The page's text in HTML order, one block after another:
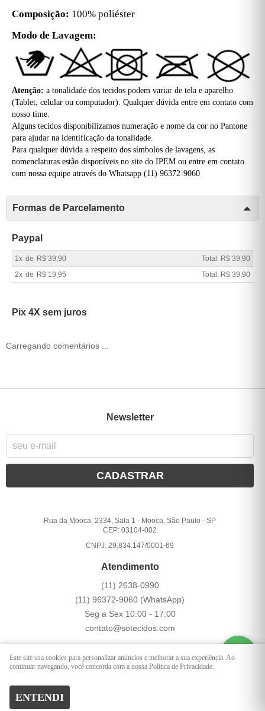
Composição: 100% poliéster
Modo de Lavagem:
Atenção: a tonalidade dos tecidos podem variar de tela e aparelho
(Tablet, celular ou computador). Qualquer dúvida entre em contato com
nosso time.
Alguns tecidos disponibilizamos numeração e nome da cor no Pantone
para ajudar na identificação da tonalidade.
Para qualquer dúvida a respeito dos símbolos de lavagens, as
nomenclaturas estão disponíveis no site do IPEM ou entre em contato
com nossa equipe através do Whatsapp (11) 96372-9060
Formas de Parcelamento
Paypal
1x de R$ 39,90
Total: R$ 39,90
2x de R$ 19,95 Total: R$ 39,90
Pix 4X sem juros
Carregando comentários ...
Newsletter
CADASTRAR
Rua da Mooca, 2334, Sala 1 - Mooca, São Paulo -SP
CEP: 03104-002
CNPJ: 29.834.147/0001-69
Atendimento
(11) 2638-0990
(11) 96372-9060 (WhatsApp)
Seg a Sex 10:00 - 17:00
contato@sotecidos.com
LOJA VIRTUAL CRIADA POR
Este site usa cookies para personalizar anúncios e melhorar a sua experiência. Ao
continuar navegando, você concorda com a nossa Política de Privacidade.
ENTENDI